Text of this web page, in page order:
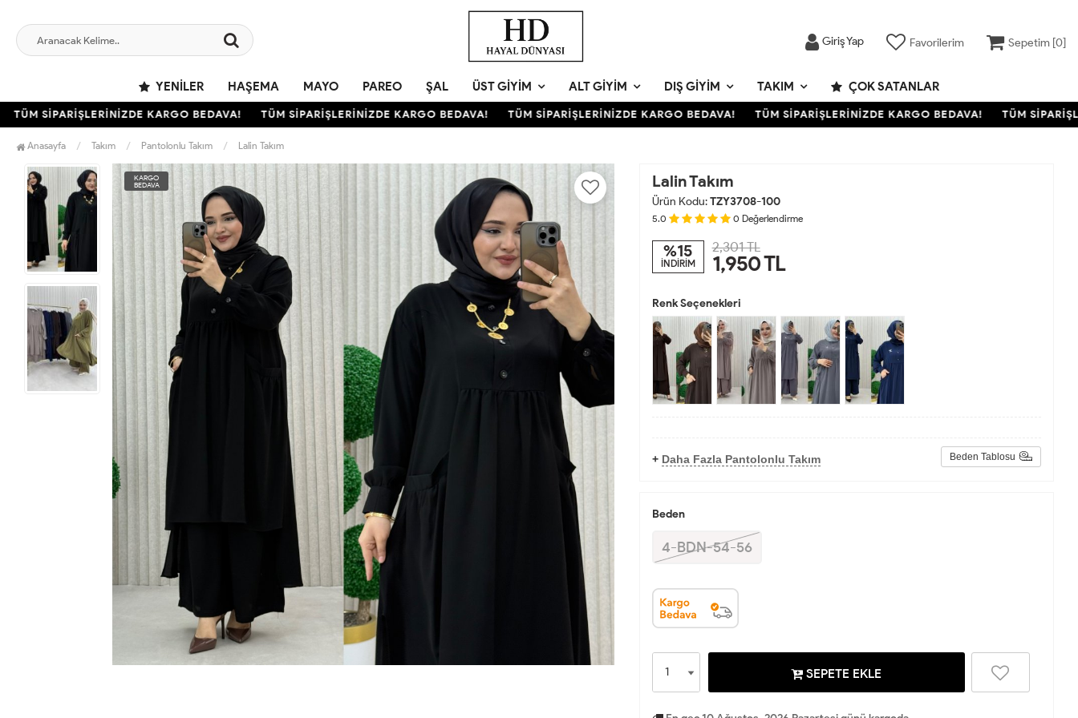
Giriş Yap Favorilerim Sepetim [0]
YENILER HAŞEMA MAYO PAREO ŞAL ÜST GIYIM ALT GIYIM DIŞ GIYIM TAKIM ÇOK SATANLAR
SİPARİŞLERİNİZDE KARGO BEDAVA! TÜM SİPARİŞLERİNİZDE KARGO BEDAVA! TÜM SİPARİŞLERİNİZDE KARGO BEDAVA! TÜM SİPARİŞLERİNİZDE KARGO BEDAVA! TÜM
Anasayfa Takım Pantolonlu Takım Lalin Takım
KARGO
BEDAVA
Lalin Takım
Ürün Kodu:TZY3708-100
5.0 0 Değerlendirme
%15
İNDİRİM
2,301 TL
1,950TL
Renk Seçenekleri
+ Daha Fazla Pantolonlu Takım Beden Tablosu
Beden
4-BDN-54-56
SEPETE EKLE